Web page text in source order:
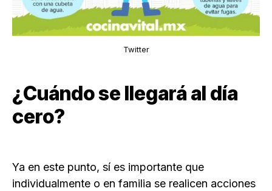
Twitter
¿Cuándo se llegará al día
cero?
Ya en este punto, sí es importante que
individualmente o en familia se realicen acciones